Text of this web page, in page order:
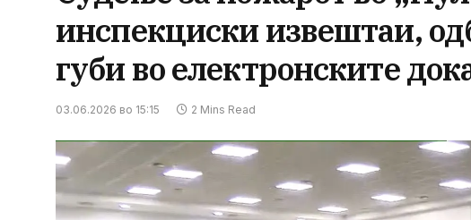
инспекциски извештаи,
губи во електронските
03.06.2026 во 15:15 2 Mins Read